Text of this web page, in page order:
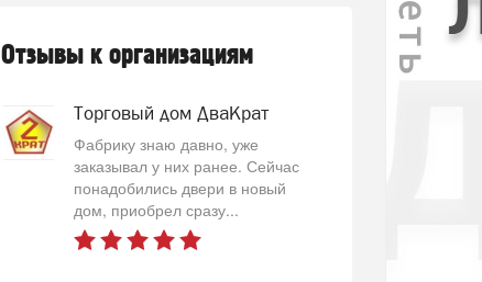
Отзывы к организациям
Торговый дом ДваКрат
Фабрику знаю давно, уже
заказывал у них ранее. Сейчас
понадобились двери в новый
дом, приобрел сразу...